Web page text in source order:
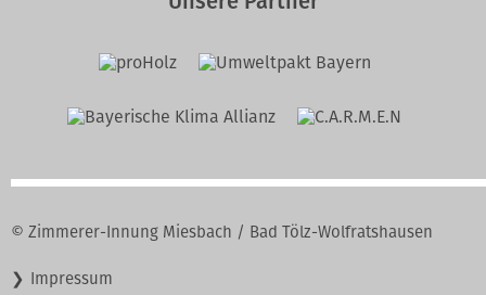
© Zimmerer-Innung Miesbach / Bad Tölz-Wolfratshausen
Navigation
Impressum